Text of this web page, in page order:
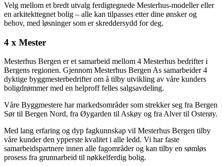
Velg mellom et bredt utvalg ferdigtegnede Mesterhus-modeller eller
en arkitekttegnet bolig – alle kan tilpasses etter dine ønsker og
behov, med løsninger som er skreddersydd for deg.
4 x Mester
Mesterhus Bergen er et samarbeid mellom 4 Mesterhus bedrifter i
Bergens regionen. Gjennom Mesterhus Bergen As samarbeider 4
dyktige byggmesterbedrifter om å tilby utvikling av våre kunders
boligdrømmer med en helproff felles salgsavdeling.
Våre Byggmestere har markedsområder som strekker seg fra Bergen
Sør til Bergen Nord, fra Øygarden til Askøy og fra Alver til Osterøy.
Med lang erfaring og dyp fagkunnskap vil Mesterhus Bergen tilby
våre kunder den ypperste kvalitet i alle ledd. Vi har faste
samarbeidspartnere innen alle fagområder og kan tilby en sømløs
prosess fra grunnarbeid til nøkkelferdig bolig.